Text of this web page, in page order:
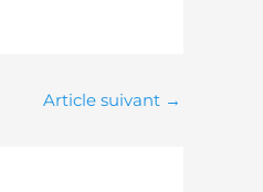
Article suivant →